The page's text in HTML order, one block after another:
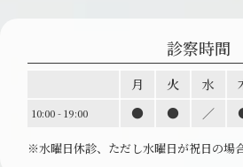
診察時間
月 火 水
10:00 - 19:00 ● ● ／
※水曜日休診、ただし水曜日が祝日の場